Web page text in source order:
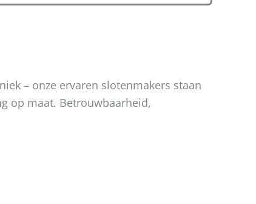
– onze ervaren slotenmakers staan
op maat. Betrouwbaarheid,